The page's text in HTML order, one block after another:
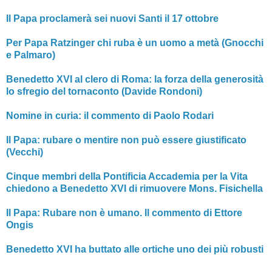
Il Papa proclamerà sei nuovi Santi il 17 ottobre
Per Papa Ratzinger chi ruba è un uomo a metà (Gnocchi
e Palmaro)
Benedetto XVI al clero di Roma: la forza della generosità
lo sfregio del tornaconto (Davide Rondoni)
Nomine in curia: il commento di Paolo Rodari
Il Papa: rubare o mentire non può essere giustificato
(Vecchi)
Cinque membri della Pontificia Accademia per la Vita
chiedono a Benedetto XVI di rimuovere Mons. Fisichella
Il Papa: Rubare non è umano. Il commento di Ettore
Ongis
Benedetto XVI ha buttato alle ortiche uno dei più robusti